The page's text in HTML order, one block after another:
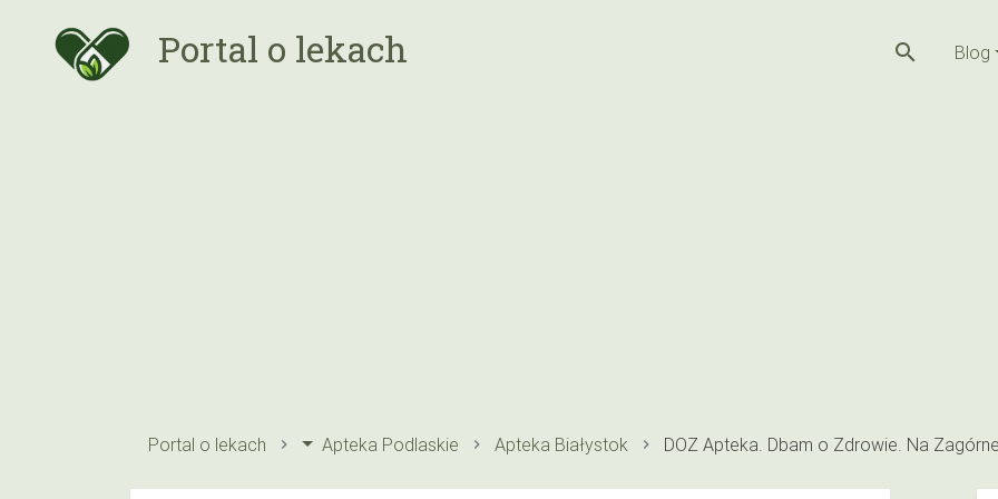
Portal o lekach search Blog
Portal o lekach Apteka Podlaskie Apteka Białystok DOZ Apteka. Dbam o Zdrowie. Na